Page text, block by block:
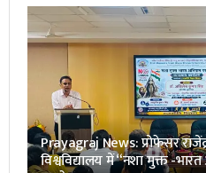
Prayagraj News: प्रोफेसर
विश्वविद्यालय में “नशा मुक्त -